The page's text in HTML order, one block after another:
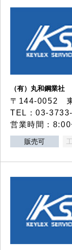
（有）丸和鋼業社
〒144-0052
TEL：03-
営業時間：
販売可